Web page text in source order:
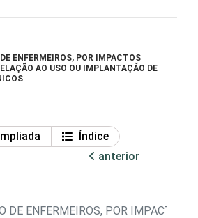
ENFERMEIROS, POR IMPACTOS
AO USO OU IMPLANTAÇÃO DE
Índice
anterior
DE ENFERMEIROS, POR IMPACTOS